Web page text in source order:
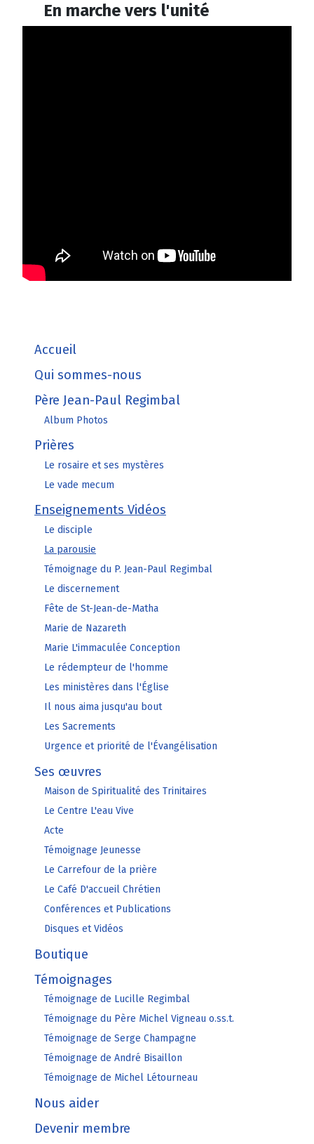
Accueil
Qui sommes-nous
Père Jean-Paul Regimbal
Album Photos
Prières
Le rosaire et ses mystères
Le vade mecum
Enseignements Vidéos
Le disciple
La parousie
Témoignage du P. Jean-Paul Regimbal
Le discernement
Fête de St-Jean-de-Matha
Marie de Nazareth
Marie L'immaculée Conception
Le rédempteur de l'homme
Les ministères dans l'Église
Il nous aima jusqu'au bout
Les Sacrements
Urgence et priorité de l'Évangélisation
Ses œuvres
Maison de Spiritualité des Trinitaires
Le Centre L'eau Vive
Acte
Témoignage Jeunesse
Le Carrefour de la prière
Le Café D'accueil Chrétien
Conférences et Publications
Disques et Vidéos
Boutique
Témoignages
Témoignage de Lucille Regimbal
Témoignage du Père Michel Vigneau o.ss.t.
Témoignage de Serge Champagne
Témoignage de André Bisaillon
Témoignage de Michel Létourneau
Nous aider
Devenir membre
En marche vers l'unité